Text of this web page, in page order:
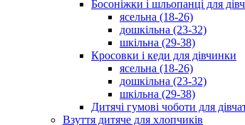
Босоніжки і шльопанці для
ясельна (18-26)
дошкільна (23-32)
шкільна (29-38)
Кросовки і кеди для дівчинки
ясельна (18-26)
дошкільна (23-32)
шкільна (29-38)
Дитячі гумові чоботи для
Взуття дитяче для хлопчиків